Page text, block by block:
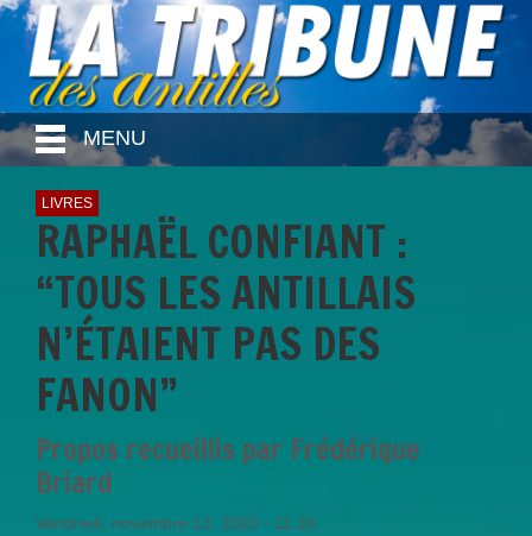
MENU
LIVRES
RAPHAËL CONFIANT :
“TOUS LES ANTILLAIS
N’ÉTAIENT PAS DES
FANON”
Propos recueillis par Frédérique
Briard
Vendredi, novembre 13, 2020 - 11:16